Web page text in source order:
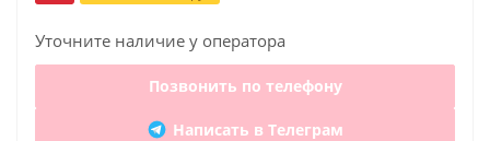
Уточните наличие у оператора
Позвонить по телефону
Написать в Телеграм